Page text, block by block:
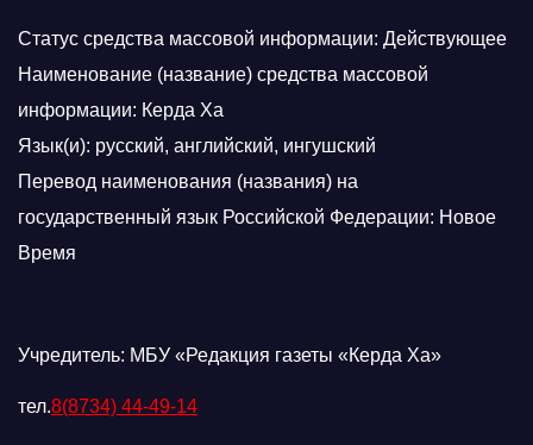
Статус средства массовой информации: Действующее
Наименование (название) средства массовой
информации: Керда Ха
Язык(и): русский, английский, ингушский
Перевод наименования (названия) на
государственный язык Российской Федерации: Новое
Время
Учредитель: МБУ «Редакция газеты «Керда Ха»
тел.8(8734) 44-49-14